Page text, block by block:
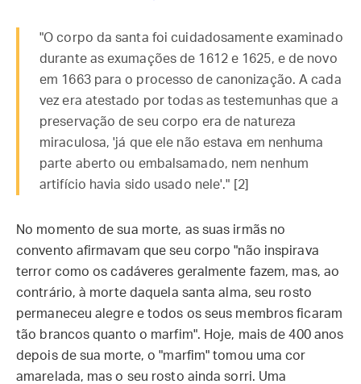
"O corpo da santa foi cuidadosamente examinado
durante as exumações de 1612 e 1625, e de novo
em 1663 para o processo de canonização. A cada
vez era atestado por todas as testemunhas que a
preservação de seu corpo era de natureza
miraculosa, 'já que ele não estava em nenhuma
parte aberto ou embalsamado, nem nenhum
artifício havia sido usado nele'." [2]
No momento de sua morte, as suas irmãs no
convento afirmavam que seu corpo "não inspirava
terror como os cadáveres geralmente fazem, mas, ao
contrário, à morte daquela santa alma, seu rosto
permaneceu alegre e todos os seus membros ficaram
tão brancos quanto o marfim". Hoje, mais de 400 anos
depois de sua morte, o "marfim" tomou uma cor
amarelada, mas o seu rosto ainda sorri. Uma